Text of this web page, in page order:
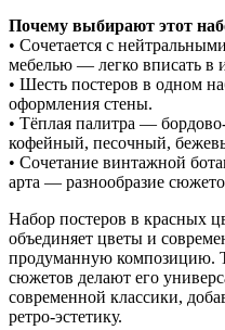
Почему выбирают этот
• Сочетается с
мебелью — легко вписать в
• Шесть постеров в одном
оформления стены.
• Тёплая палитра —
кофейный, песочный,
• Сочетание винтажной
арта — разнообразие
Набор постеров в красных
объединяет цветы и
продуманную композицию.
сюжетов делают его
современной классики,
ретро-эстетику.